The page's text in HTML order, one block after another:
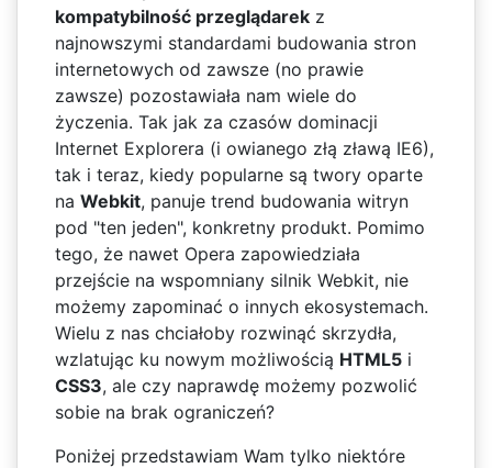
kompatybilność przeglądarekz
najnowszymi standardami budowania stron
internetowych od zawsze (no prawie
zawsze) pozostawiała nam wiele do
życzenia. Tak jak za czasów dominacji
Internet Explorera (i owianego złą zławą IE6),
tak i teraz, kiedy popularne są twory oparte
na Webkit, panuje trend budowania witryn
pod "ten jeden", konkretny produkt. Pomimo
tego, że nawet Opera zapowiedziała
przejście na wspomniany silnik Webkit, nie
możemy zapominać o innych ekosystemach.
Wielu z nas chciałoby rozwinąć skrzydła,
wzlatując ku nowym możliwością HTML5i
CSS3, ale czy naprawdę możemy pozwolić
sobie na brak ograniczeń?
Poniżej przedstawiam Wam tylko niektóre